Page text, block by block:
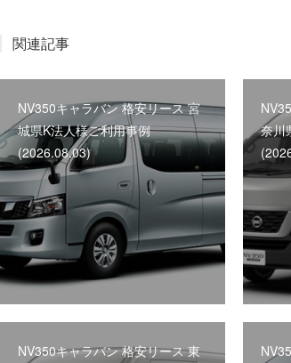
関連記事
NV350キャラバン 格安リース 宮
城県K法人様ご利用事例
(2026.08.03)
奈川
NV350キャラバン 格安リース 東